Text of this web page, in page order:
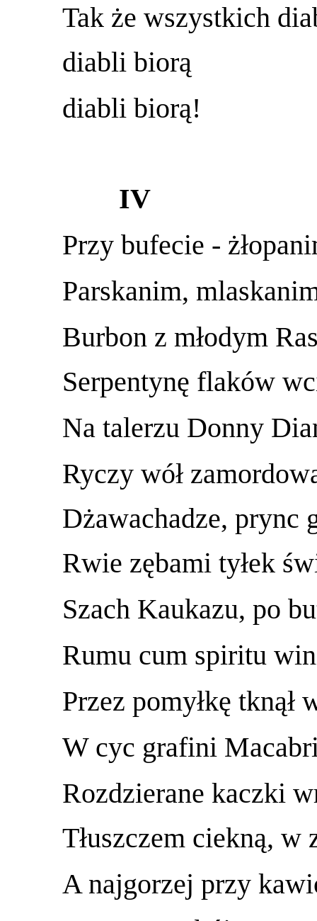
Tak że wszystkich
diabli biorą
diabli biorą!
IV
Przy bufecie -
Parskanim,
Burbon z młodym
Serpentynę flaków
Na talerzu Donny
Ryczy wół
Dżawachadze, prync
Rwie zębami tyłek
Szach Kaukazu, po
Rumu cum spiritu
Przez pomyłkę tknął
W cyc grafini
Rozdzierane kaczki
Tłuszczem ciekną, w
A najgorzej przy